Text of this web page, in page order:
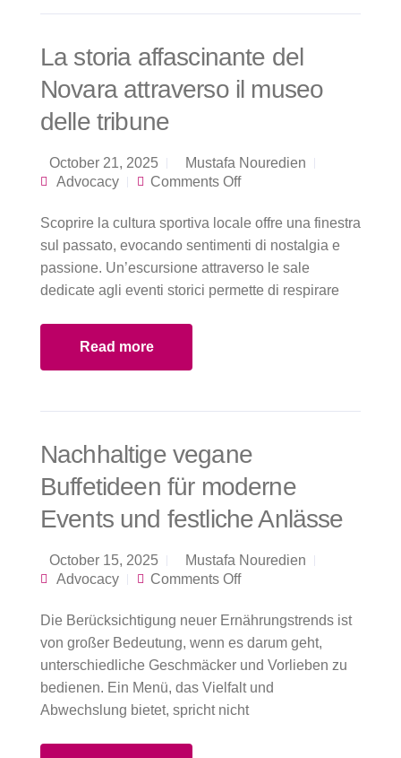
La storia affascinante del
Novara attraverso il museo
delle tribune
October 21, 2025
Mustafa Nouredien
Advocacy
Comments Offon La storia
museo delle tribune
Scoprire la cultura sportiva locale offre una finestra
sul passato, evocando sentimenti di nostalgia e
passione. Un’escursione attraverso le sale
dedicate agli eventi storici permette di respirare
Read more
Nachhaltige vegane
Buffetideen für moderne
Events und festliche Anlässe
October 15, 2025
Mustafa Nouredien
Advocacy
Comments Offon Nachhaltige
und festliche
Anlässe
Die Berücksichtigung neuer Ernährungstrends ist
von großer Bedeutung, wenn es darum geht,
unterschiedliche Geschmäcker und Vorlieben zu
bedienen. Ein Menü, das Vielfalt und
Abwechslung bietet, spricht nicht